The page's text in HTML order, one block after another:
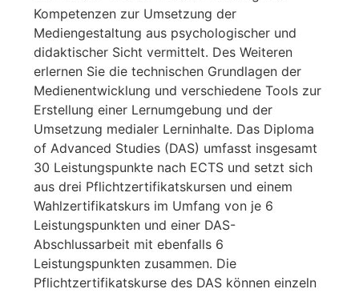
Kompetenzen zur Umsetzung der
Mediengestaltung aus psychologischer und
didaktischer Sicht vermittelt. Des Weiteren
erlernen Sie die technischen Grundlagen der
Medienentwicklung und verschiedene Tools zur
Erstellung einer Lernumgebung und der
Umsetzung medialer Lerninhalte. Das Diploma
of Advanced Studies (DAS) umfasst insgesamt
30 Leistungspunkte nach ECTS und setzt sich
aus drei Pflichtzertifikatskursen und einem
Wahlzertifikatskurs im Umfang von je 6
Leistungspunkten und einer DAS-
Abschlussarbeit mit ebenfalls 6
Leistungspunkten zusammen. Die
Pflichtzertifikatskurse des DAS können einzeln